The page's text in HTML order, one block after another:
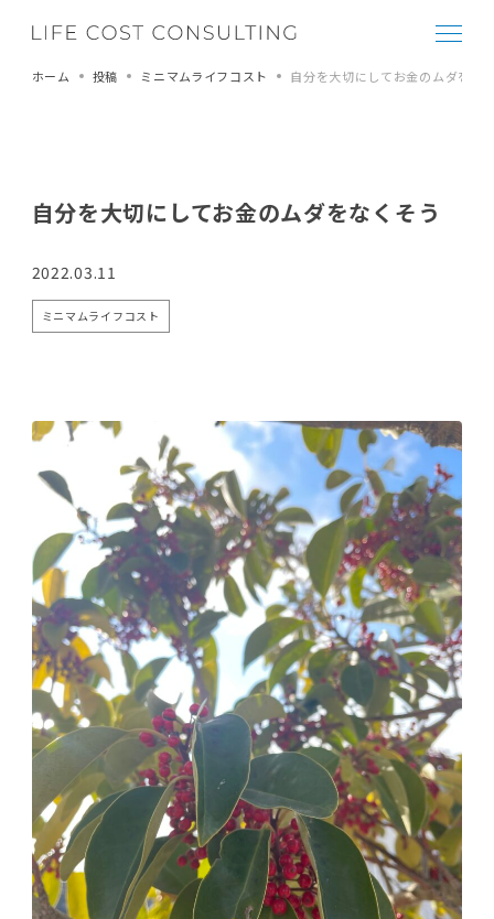
ホーム 投稿 ミニマムライフコスト 自分を大切にしてお金のムダをな
自分を大切にしてお金のムダをなくそう
2022.03.11
ミニマムライフコスト